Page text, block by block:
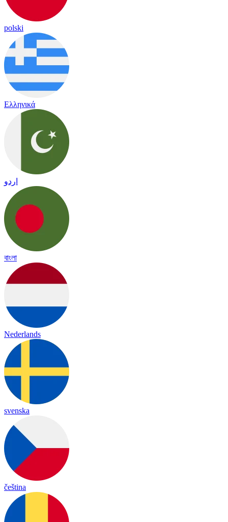
polski
Ελληνικά
اردو
বাংলা
Nederlands
svenska
čeština